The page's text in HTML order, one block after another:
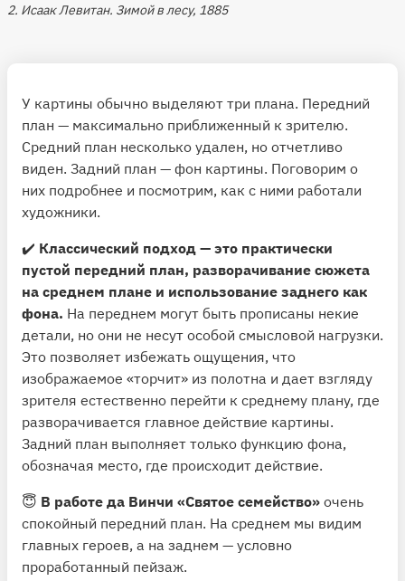
2. Исаак Левитан. Зимой в лесу, 1885
У картины обычно выделяют три плана. Передний
план — максимально приближенный к зрителю.
Средний план несколько удален, но отчетливо
виден. Задний план — фон картины. Поговорим о
них подробнее и посмотрим, как с ними работали
художники.
✔️ Классический подход — это практически
пустой передний план, разворачивание сюжета
на среднем плане и использование заднего как
фона. На переднем могут быть прописаны некие
детали, но они не несут особой смысловой нагрузки.
Это позволяет избежать ощущения, что
изображаемое «торчит» из полотна и дает взгляду
зрителя естественно перейти к среднему плану, где
разворачивается главное действие картины.
Задний план выполняет только функцию фона,
обозначая место, где происходит действие.
😇 В работе да Винчи «Святое семейство» очень
спокойный передний план. На среднем мы видим
главных героев, а на заднем — условно
проработанный пейзаж.